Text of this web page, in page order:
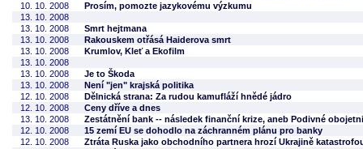
10. 10. 2008
Prosím, pomozte jazykovému výzkumu
13. 10. 2008
13. 10. 2008
Smrt hejtmana
13. 10. 2008
Rakouskem otřásá Haiderova smrt
13. 10. 2008
Krumlov, Kleť a Ekofilm
13. 10. 2008
13. 10. 2008
Je to Škoda
13. 10. 2008
Není "jen" krajská politika
12. 10. 2008
Dělnická strana: Za rudou kamufláží hnědé jádro
12. 10. 2008
Ceny dříve a dnes
13. 10. 2008
Zestátnění bank -- následek finanční krize, aneb Podivné
12. 10. 2008
15 zemí EU se dohodlo na záchranném plánu pro banky
12. 10. 2008
Ztráta Ruska jako obchodního partnera hrozí Ukrajině